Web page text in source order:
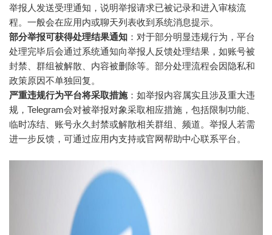
举报人发送受理通知，说明举报请求已被记录和进入审核流
程。一般会在应用内或聊天列表收到系统消息提示。
部分举报可获得处理结果通知 ：对于部分明显违规行为，平台
处理完毕后会通过系统通知向举报人反馈处理结果，如账号被
封禁、群组被解散、内容被删除等。部分处理流程会因隐私和
政策原因不单独回复。
严重违规行为平台将采取措施：如举报内容属实且涉及重大违
规，Telegram会对被举报对象采取相应措施，包括限制功能、
临时冻结、账号永久封禁或解散相关群组、频道。举报人若需
进一步反馈，可通过应用内支持或官网帮助中心联系平台。